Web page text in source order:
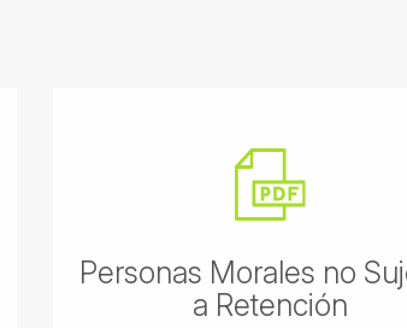
Personas Morales no
a Retención